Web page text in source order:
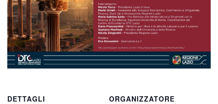
DETTAGLI
ORGANIZZATORE